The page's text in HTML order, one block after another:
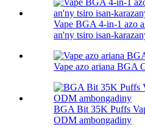
Vape BGA 4-in-1 azo
an'ny tsiro isan-
Vape azo ariana BGA
BGA Bit 35K Puffs
ODM ambongadiny